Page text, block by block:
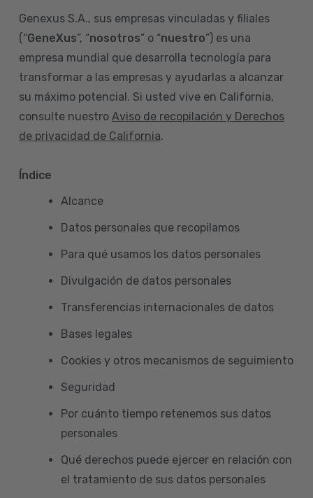
Genexus S.A., sus empresas vinculadas y filiales
(“GeneXus”, “nosotros” o “nuestro”) es una
empresa mundial que desarrolla tecnología para
transformar a las empresas y ayudarlas a alcanzar
su máximo potencial. Si usted vive en California,
consulte nuestro Aviso de recopilación y Derechos
de privacidad de California.
Índice
Alcance
Datos personales que recopilamos
Para qué usamos los datos personales
Divulgación de datos personales
Transferencias internacionales de datos
Bases legales
Cookies y otros mecanismos de seguimiento
Seguridad
Por cuánto tiempo retenemos sus datos
personales
Qué derechos puede ejercer en relación con
el tratamiento de sus datos personales